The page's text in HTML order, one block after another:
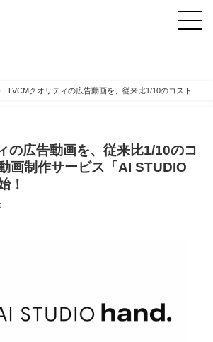
TVCMクオリティの広告動画を、従来比1/10のコスト
の広告動画を、従来比1/10のコ
画制作サービス「AI STUDIO
！